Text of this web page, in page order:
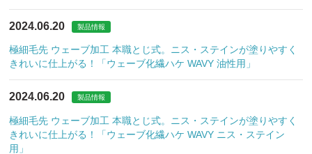
2024.06.20 製品情報
極細毛先 ウェーブ加工 本職とじ式。ニス・ステインが塗りやすく
きれいに仕上がる！「ウェーブ化繊ハケ WAVY 油性用」
2024.06.20 製品情報
極細毛先 ウェーブ加工 本職とじ式。ニス・ステインが塗りやすく
きれいに仕上がる！「ウェーブ化繊ハケ WAVY ニス・ステイン
用」